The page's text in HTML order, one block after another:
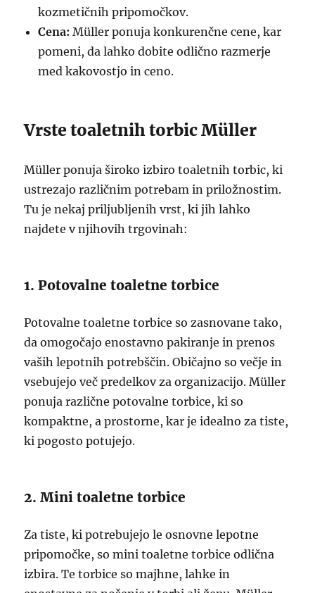
kozmetičnih pripomočkov.
Cena: Müller ponuja konkurenčne cene, kar
pomeni, da lahko dobite odlično razmerje
med kakovostjo in ceno.
Vrste toaletnih torbic Müller
Müller ponuja široko izbiro toaletnih torbic, ki
ustrezajo različnim potrebam in priložnostim.
Tu je nekaj priljubljenih vrst, ki jih lahko
najdete v njihovih trgovinah:
1. Potovalne toaletne torbice
Potovalne toaletne torbice so zasnovane tako,
da omogočajo enostavno pakiranje in prenos
vaših lepotnih potrebščin. Običajno so večje in
vsebujejo več predelkov za organizacijo. Müller
ponuja različne potovalne torbice, ki so
kompaktne, a prostorne, kar je idealno za tiste,
ki pogosto potujejo.
2. Mini toaletne torbice
Za tiste, ki potrebujejo le osnovne lepotne
pripomočke, so mini toaletne torbice odlična
izbira. Te torbice so majhne, lahke in